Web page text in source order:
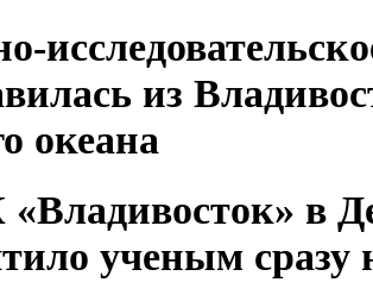
из
океана
в
ученым сразу